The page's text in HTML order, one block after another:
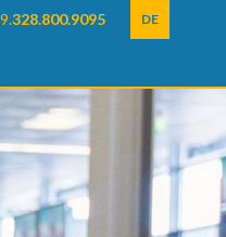
328.800.9095 DE